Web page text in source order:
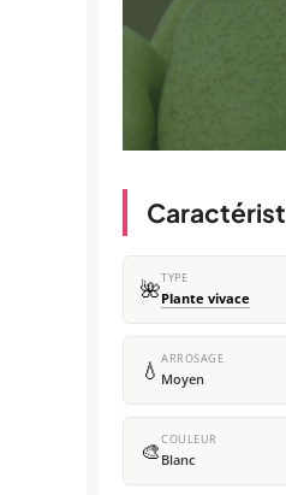
🌺TYPE
Plante vivace
💧 ARROSAGE
Moyen
🎨COULEUR
Blanc